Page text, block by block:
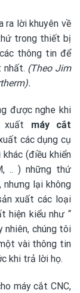
ra lời khuyên về
trong thiết bị
thông tin để
(Theo Jim
được nghe khi
xuất máy cắt
các dụng cụ
(điều khiển
.. ) những thứ
lại không
xuất các loại
hiện kiểu như “
nhiên, chúng tôi
vài thông tin
khi trả lời họ.
máy cắt CNC,